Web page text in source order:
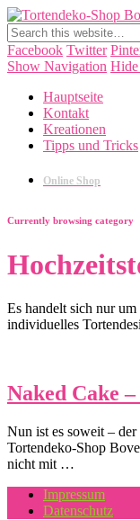
Tortendekorationen,
Facebook Twitter
Show Navigation
Hauptseite
Kontakt
Kreationen
Tipps und Tricks
Online Shop
Currently browsing category
Es handelt sich nur
individuelles
Naked Cake
Nun ist es soweit –
Tortendeko-Shop
nicht mit …
Impressum
Datenschutz